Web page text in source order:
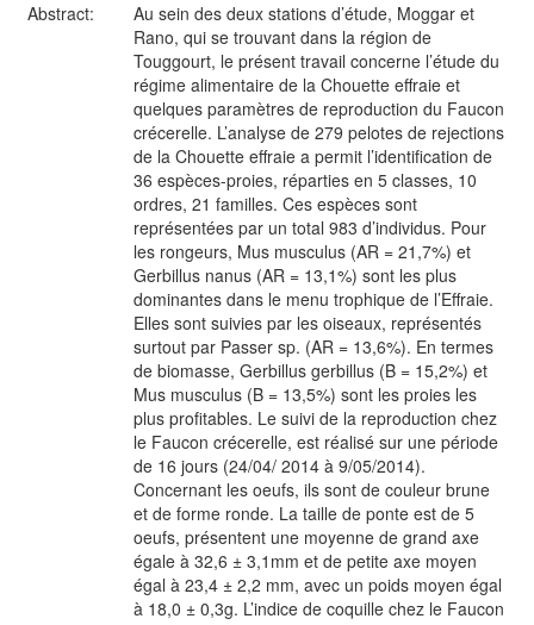
Abstract:
Au sein des deux stations d’étude, Moggar et
Rano, qui se trouvant dans la région de
Touggourt, le présent travail concerne l’étude du
régime alimentaire de la Chouette effraie et
quelques paramètres de reproduction du Faucon
crécerelle. L’analyse de 279 pelotes de rejections
de la Chouette effraie a permit l’identification de
36 espèces-proies, réparties en 5 classes, 10
ordres, 21 familles. Ces espèces sont
représentées par un total 983 d’individus. Pour
les rongeurs, Mus musculus (AR = 21,7%) et
Gerbillus nanus (AR = 13,1%) sont les plus
dominantes dans le menu trophique de l’Effraie.
Elles sont suivies par les oiseaux, représentés
surtout par Passer sp. (AR = 13,6%). En termes
de biomasse, Gerbillus gerbillus (B = 15,2%) et
Mus musculus (B = 13,5%) sont les proies les
plus profitables. Le suivi de la reproduction chez
le Faucon crécerelle, est réalisé sur une période
de 16 jours (24/04/ 2014 à 9/05/2014).
Concernant les oeufs, ils sont de couleur brune
et de forme ronde. La taille de ponte est de 5
oeufs, présentent une moyenne de grand axe
égale à 32,6 ± 3,1mm et de petite axe moyen
égal à 23,4 ± 2,2 mm, avec un poids moyen égal
à 18,0 ± 0,3g. L’indice de coquille chez le Faucon